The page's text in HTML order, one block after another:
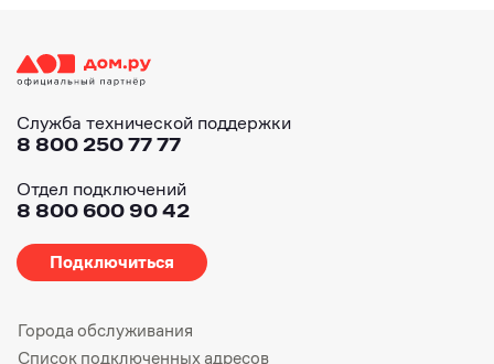
Служба технической поддержки
8 800 250 77 77
Отдел подключений
8 800 600 90 42
Подключиться
Города обслуживания
Список подключенных адресов